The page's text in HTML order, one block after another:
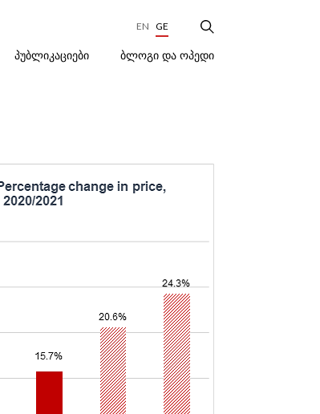
EN GE
ᲞᲣᲑᲚᲘᲙᲐᲪᲘᲔᲑᲘ ᲑᲚᲝᲒᲘ ᲓᲐ ᲝᲞᲔᲓᲘ